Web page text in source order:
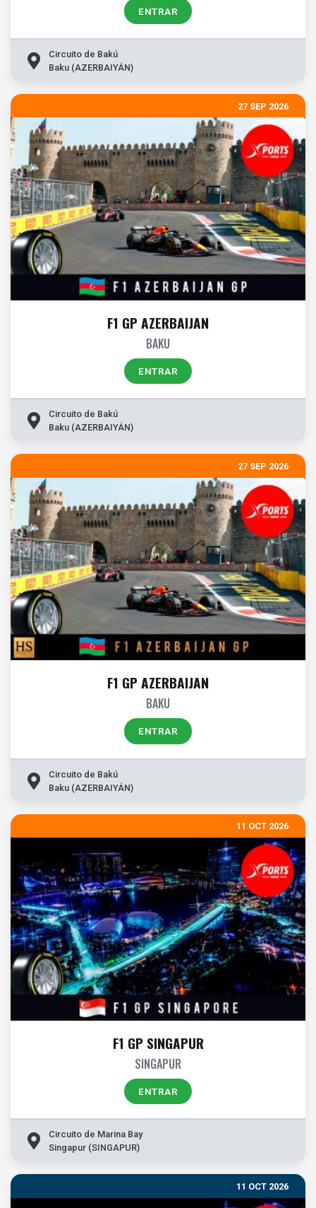
ENTRAR
Circuito de Bakú
Baku (AZERBAIYÁN)
27 SEP 2026
F1 GP AZERBAIJAN
BAKU
ENTRAR
Circuito de Bakú
Baku (AZERBAIYÁN)
27 SEP 2026
F1 GP AZERBAIJAN
BAKU
ENTRAR
Circuito de Bakú
Baku (AZERBAIYÁN)
11 OCT 2026
F1 GP SINGAPUR
SINGAPUR
ENTRAR
Circuito de Marina Bay
Singapur (SINGAPUR)
11 OCT 2026